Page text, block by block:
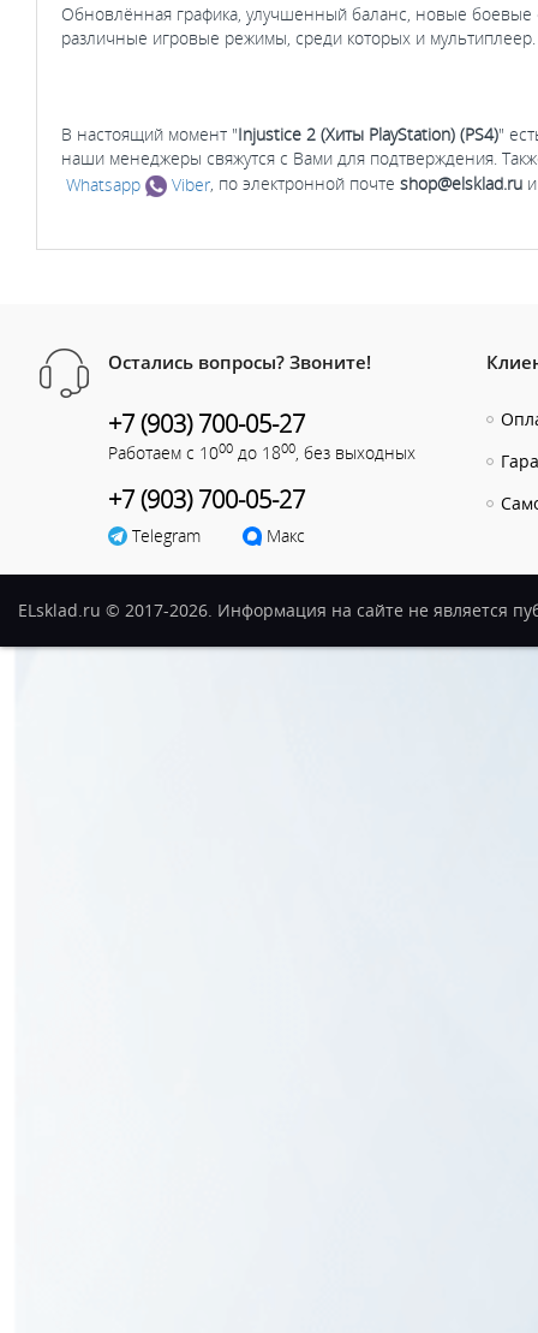
Обновлённая графика, улучшенный баланс, новые боевые
различные игровые режимы, среди которых и
В настоящий момент "Injustice 2 (Хиты PlayStation) (PS4)"
наши менеджеры свяжутся с Вами для подтверждения.
Whatsapp
Viber, по электронной почте shop@elsklad.ru
Остались вопросы? Звоните!
+7 (903) 700-05-27
Работаем с 1000 до 1800, без выходных
+7 (903) 700-05-27
Telegram Макс
ELsklad.ru © 2017-2026. Информация на сайте не является